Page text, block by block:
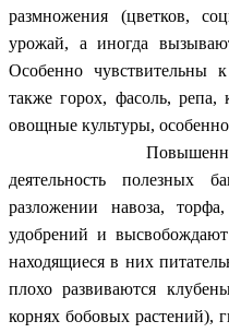
размножения (цветков,
урожай, а иногда
Особенно чувствительны
также горох, фасоль,
овощные культуры, особенно
Повышенная
деятельность полезных
разложении навоза,
удобрений и
находящиеся в них
плохо развиваются
корнях бобовых растений),